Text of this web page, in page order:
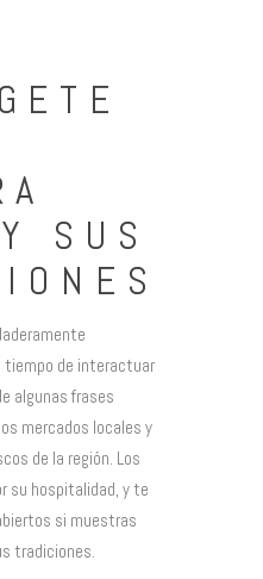
SUS
tiempo de interactuar
algunas frases
mercados locales y
de la región. Los
su hospitalidad, y te
si muestras
tradiciones.